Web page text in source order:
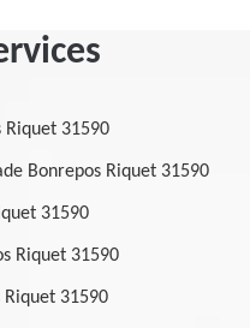
Riquet 31590
Bonrepos Riquet 31590
31590
Riquet 31590
Riquet 31590